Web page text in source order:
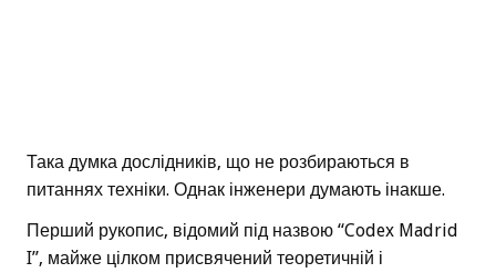
Така думка дослідників, що не розбираються в
питаннях техніки. Однак інженери думають інакше.
Перший рукопис, відомий під назвою “Codex Madrid
I”, майже цілком присвячений теоретичній і